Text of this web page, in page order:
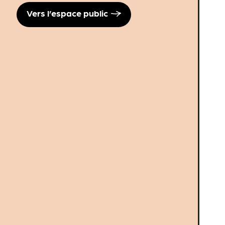
Vers l’espace public